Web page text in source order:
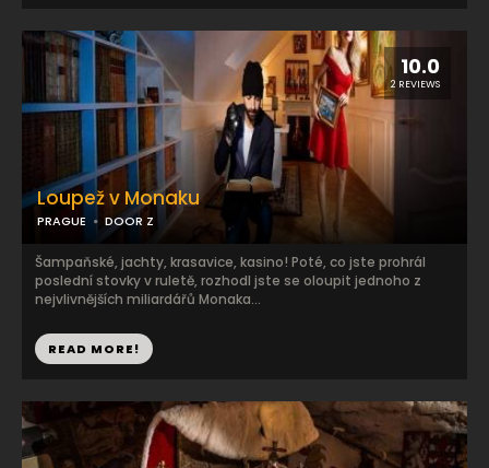
10.0
2 REVIEWS
Loupež v Monaku
PRAGUE DOOR Z
Šampaňské, jachty, krasavice, kasino! Poté, co jste prohrál
poslední stovky v ruletě, rozhodl jste se oloupit jednoho z
nejvlivnějších miliardářů Monaka...
READ MORE!